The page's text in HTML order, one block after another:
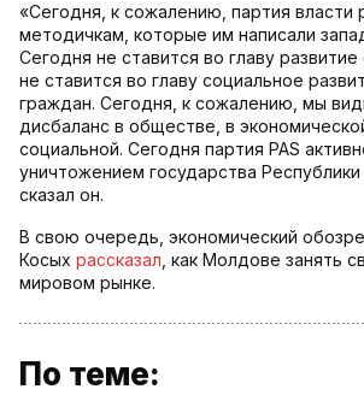
«Сегодня, к сожалению, партия власти
методичкам, которые им написали
Сегодня не ставится во главу
не ставится во главу социальное
граждан. Сегодня, к сожалению, мы
дисбаланс в обществе, в
социальной. Сегодня партия PAS
уничтожением государства
сказал он.
В свою очередь, экономический
Косых рассказал , как Молдове занять
мировом рынке.
По теме: